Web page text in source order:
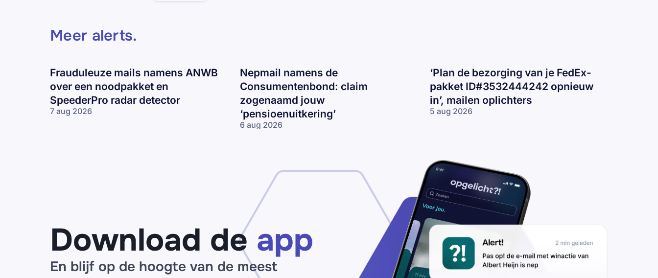
Meer alerts.
Frauduleuze mails namens ANWB
over een noodpakket en
SpeederPro radar detector
7 aug 2026
Frauduleuze
Nepmail namens de
Consumentenbond: claim
zogenaamd jouw
‘pensioenuitkering’
6 aug 2026
‘pensioenuitkering’
‘Plan de bezorging van je FedEx-
pakket ID#3532444242 opnieuw
in’, mailen oplichters
5 aug 2026
‘Plan de
opnieuw in’,
mailen
oplichters
Download de app
En blijf op de hoogte van de meest